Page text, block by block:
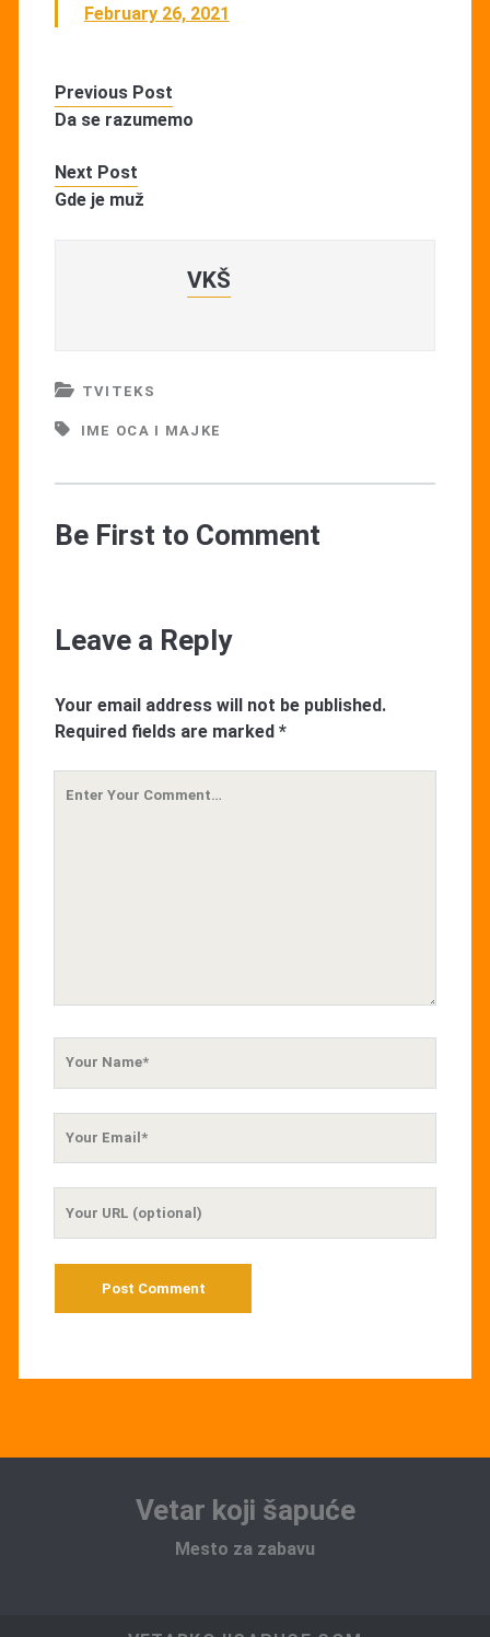
February 26, 2021
Previous Post
Da se razumemo
Next Post
Gde je muž
VKŠ
TVITEKS
IME OCA I MAJKE
Be First to Comment
Leave a Reply
Your email address will not be published.
Required fields are marked *
Vetar koji šapuće
Mesto za zabavu